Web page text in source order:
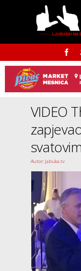
VIDEO
Autor: Jabuka.tv